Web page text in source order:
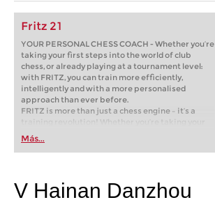
Fritz 21
YOUR PERSONAL CHESS COACH - Whether you’re
taking your first steps into the world of club
chess, or already playing at a tournament level:
with FRITZ, you can train more efficiently,
intelligently and with a more personalised
approach than ever before.
FRITZ is more than just a chess engine – it’s a
training revolution! Whether you’re taking your
first steps into the world of club chess, or already
playing at a tournament level: with FRITZ, you can
train more efficiently, intelligently and with a
Más...
V Hainan Danzhou